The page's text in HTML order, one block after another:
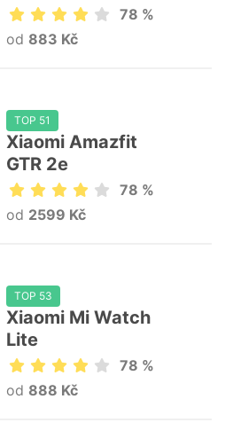
78 %
od 883 Kč
TOP 51
Xiaomi Amazfit
GTR 2e
78 %
od 2599 Kč
TOP 53
Xiaomi Mi Watch
Lite
78 %
od 888 Kč